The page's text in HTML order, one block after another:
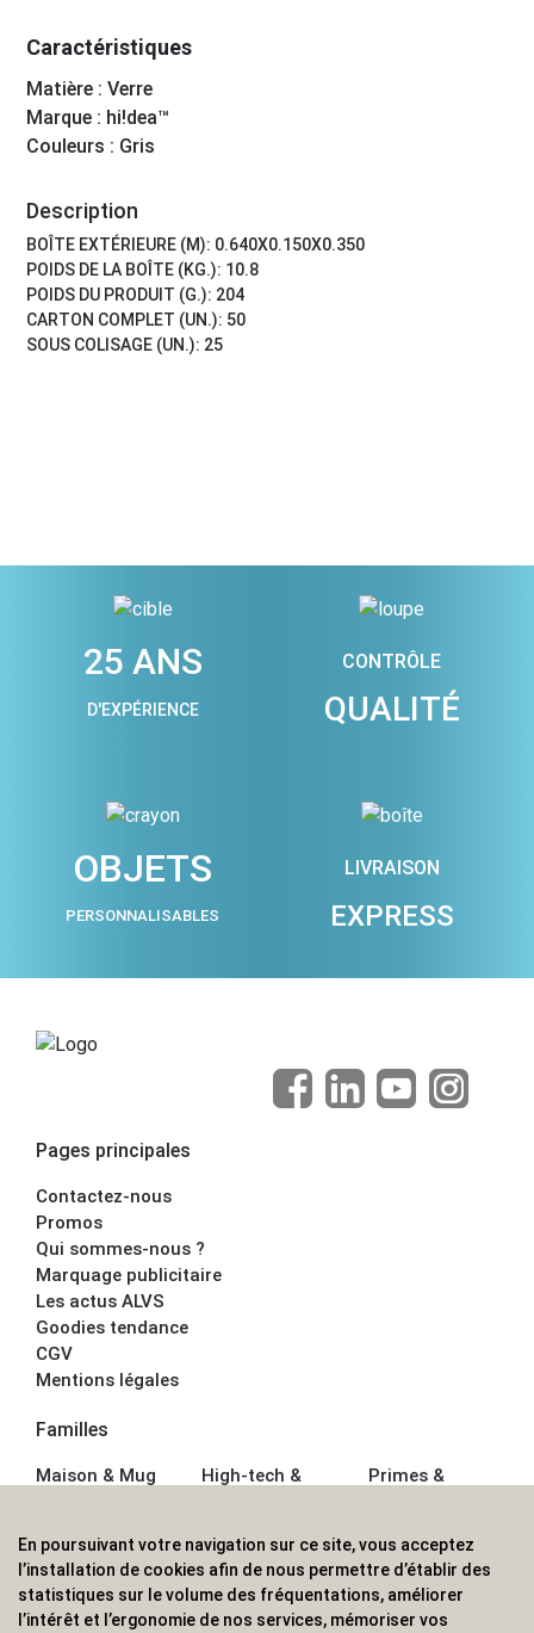
Caractéristiques
Matière : Verre
Marque : hi!dea™
Couleurs : Gris
Description
BOÎTE EXTÉRIEURE (M): 0.640X0.150X0.350
POIDS DE LA BOÎTE (KG.): 10.8
POIDS DU PRODUIT (G.): 204
CARTON COMPLET (UN.): 50
SOUS COLISAGE (UN.): 25
25 ANS
D'EXPÉRIENCE
CONTRÔLE
QUALITÉ
OBJETS
PERSONNALISABLES
LIVRAISON
EXPRESS
Pages principales
Contactez-nous
Promos
Qui sommes-nous ?
Marquage publicitaire
Les actus ALVS
Goodies tendance
CGV
Mentions légales
Familles
Maison & Mug
Écriture
Bagagerie sacs
High-tech &
Sport &
Outdoor
Enfant
Primes &
Boisson
Textile &
Casquette
En poursuivant votre navigation sur ce site, vous acceptez
l’installation de cookies afin de nous permettre d’établir des
statistiques sur le volume des fréquentations, améliorer
l’intérêt et l’ergonomie de nos services, mémoriser vos